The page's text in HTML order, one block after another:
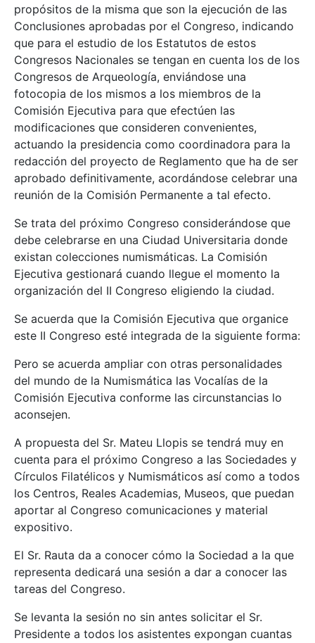
propósitos de la misma que son la ejecución de las
Conclusiones aprobadas por el Congreso, indicando
que para el estudio de los Estatutos de estos
Congresos Nacionales se tengan en cuenta los de los
Congresos de Arqueología, enviándose una
fotocopia de los mismos a los miembros de la
Comisión Ejecutiva para que efectúen las
modificaciones que consideren convenientes,
actuando la presidencia como coordinadora para la
redacción del proyecto de Reglamento que ha de ser
aprobado definitivamente, acordándose celebrar una
reunión de la Comisión Permanente a tal efecto.
Se trata del próximo Congreso considerándose que
debe celebrarse en una Ciudad Universitaria donde
existan colecciones numismáticas. La Comisión
Ejecutiva gestionará cuando llegue el momento la
organización del II Congreso eligiendo la ciudad.
Se acuerda que la Comisión Ejecutiva que organice
este II Congreso esté integrada de la siguiente forma:
Pero se acuerda ampliar con otras personalidades
del mundo de la Numismática las Vocalías de la
Comisión Ejecutiva conforme las circunstancias lo
aconsejen.
A propuesta del Sr. Mateu Llopis se tendrá muy en
cuenta para el próximo Congreso a las Sociedades y
Círculos Filatélicos y Numismáticos así como a todos
los Centros, Reales Academias, Museos, que puedan
aportar al Congreso comunicaciones y material
expositivo.
El Sr. Rauta da a conocer cómo la Sociedad a la que
representa dedicará una sesión a dar a conocer las
tareas del Congreso.
Se levanta la sesión no sin antes solicitar el Sr.
Presidente a todos los asistentes expongan cuantas